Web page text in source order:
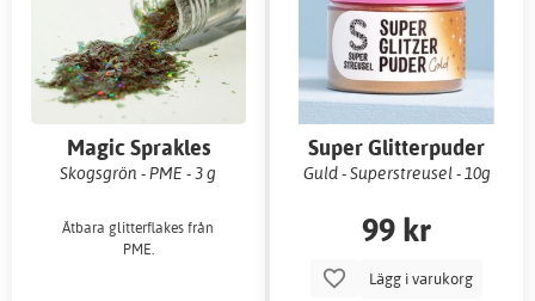
Magic Sprakles
Skogsgrön - PME - 3 g
Ätbara glitterflakes från
PME.
Super Glitterpuder
Guld - Superstreusel - 10g
99 kr
Lägg i varukorg